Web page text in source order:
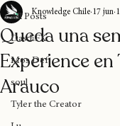
All Posts
Das EFX
Mos Def
soul
Tyler the Creator
All Posts
Queda una
Experience en
Arauco
Knowledge Chile